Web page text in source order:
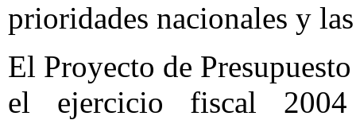
prioridades nacionales y
El Proyecto de
el ejercicio fiscal